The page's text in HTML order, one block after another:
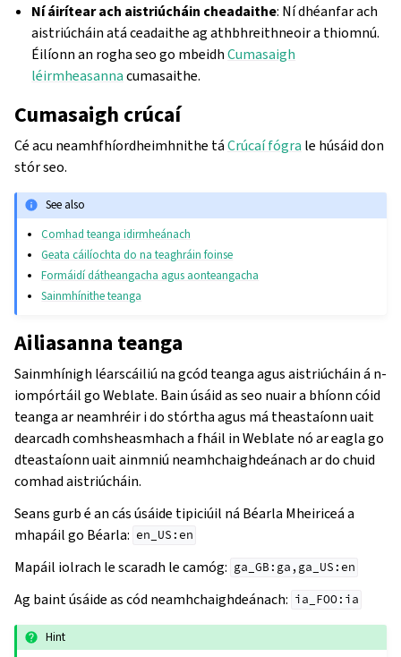
Ní áirítear ach aistriúcháin cheadaithe: Ní dhéanfar ach
aistriúcháin atá ceadaithe ag athbhreithneoir a thiomnú.
Éilíonn an rogha seo go mbeidhCumasaigh
léirmheasannacumasaithe.
Cumasaigh crúcaí
Cé acu neamhfhíordheimhnithe táCrúcaí fógra le húsáid don
stór seo.
See also
Comhad teanga idirmheánach
Geata cáilíochta do na teaghráin foinse
Formáidí dátheangacha agus aonteangacha
Sainmhínithe teanga
Ailiasanna teanga
Sainmhínigh léarscáiliú na gcód teanga agus aistriúcháin á n-
iompórtáil go Weblate. Bain úsáid as seo nuair a bhíonn cóid
teanga ar neamhréir i do stórtha agus má theastaíonn uait
dearcadh comhsheasmhach a fháil in Weblate nó ar eagla go
dteastaíonn uait ainmniú neamhchaighdeánach ar do chuid
comhad aistriúcháin.
Seans gurb é an cás úsáide tipiciúil ná Béarla Mheiriceá a
mhapáil go Béarla: en_US:en
Mapáil iolrach le scaradh le camóg: ga_GB:ga,ga_US:en
Ag baint úsáide as cód neamhchaighdeánach: ia_FOO:ia
Hint